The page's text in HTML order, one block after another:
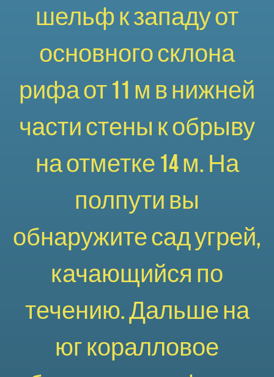
шельф к западу от
основного склона
рифа от 11 м в нижней
части стены к обрыву
на отметке 14 м. На
полпути вы
обнаружите сад угрей,
качающийся по
течению. Дальше на
юг коралловое